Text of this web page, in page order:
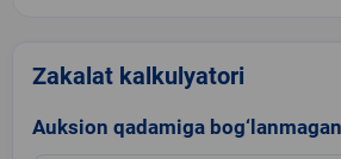
Zakalat kalkulyatori
Auksion qadamiga